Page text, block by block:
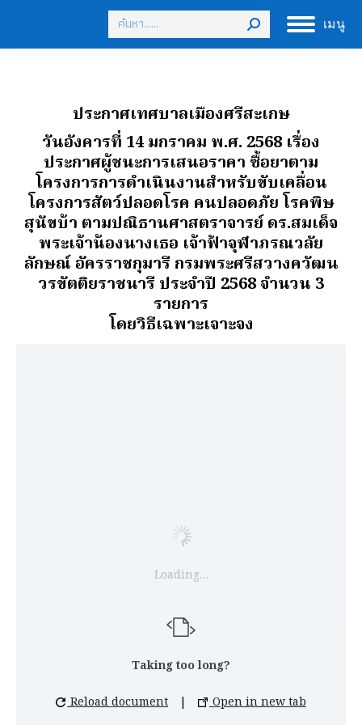
เมนู
Search:
ประกาศเทศบาลเมืองศรีสะเกษ
วันอังคารที่ 14 มกราคม พ.ศ. 2568 เรื่อง
ประกาศผู้ชนะการเสนอราคา ซื้อยาตาม
โครงการการดําเนินงานสําหรับขับเคลื่อน
โครงการสัตว์ปลอดโรค คนปลอดภัย โรคพิษ
สุนัขบ้า ตามปณิธานศาสตราจารย์ ดร.สมเด็จ
พระเจ้าน้องนางเธอ เจ้าฟ้าจุฬาภรณวลัย
ลักษณ์ อัครราชกุมารี กรมพระศรีสวางควัฒน
วรขัตติยราชนารี ประจําปี 2568 จํานวน 3
รายการ
โดยวิธีเฉพาะเจาะจง
Loading…
Taking too long?
Reload document | Open in new tab